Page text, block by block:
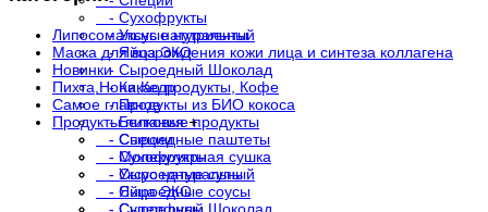
- Сухофрукты
- Уксус натуральный
- Яйца ЭКО
- Сыроедный Шоколад
- Какао продукты, Кофе
- Продукты из БИО кокоса
- Белковые продукты
- Сыроедные паштеты
- Молекулярная сушка
- Сыроедные супы
- Сыроедные соусы
Липосомальные нутриенты
Маска для возрождения кожи лица и синтеза коллагена
Новинки
Пихта,Нони,Кедр
Самое главное
Продукты питания+
- Специи
- Сухофрукты
- Уксус натуральный
- Яйца ЭКО